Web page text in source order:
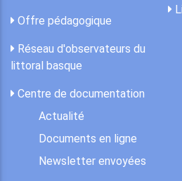
Offre pédagogique
Réseau d'observateurs du
littoral basque
Centre de documentation
Actualité
Documents en ligne
Newsletter envoyées